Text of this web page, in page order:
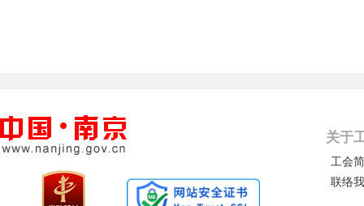
关于
工会
联络